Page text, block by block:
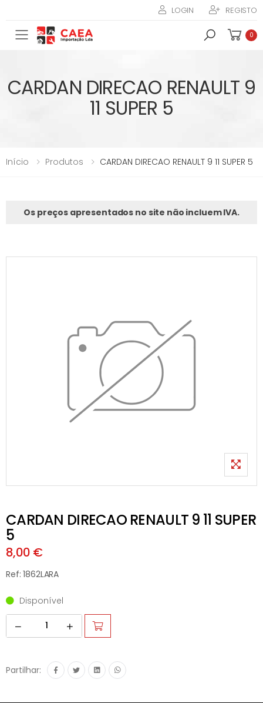
LOGIN REGISTO
Toggle mobile menu 0
CARDAN DIRECAO RENAULT 9
11 SUPER 5
Início Produtos CARDAN DIRECAO RENAULT 9 11 SUPER 5
Os preços apresentados no site não incluem IVA.
CARDAN DIRECAO RENAULT 9 11 SUPER
5
8,00 €
Ref: 1862LARA
Disponível
Partilhar: